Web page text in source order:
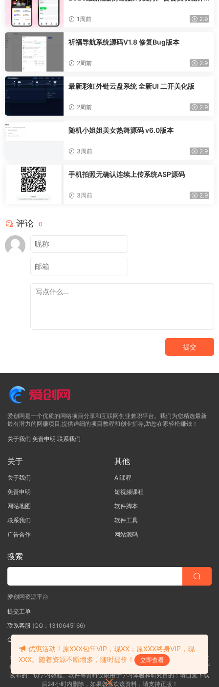
1周前 2.9
祈福导航系统源码V1.8 修复Bug版本
2周前 2.9
最新彩虹外链云盘系统 全新UI 二开美化版
2周前 2.9
随机小姐姐美女热舞源码 v6.0版本
3周前 2.9
手机拍照无确认连续上传系统ASP源码
3周前 2.9
评论 0
提交
爱创网是一个优质的网络项目分享和互联网创业兼职平台。我们为您精选最新
最有潜力的网赚项目,提供详细的项目教程和创业指导,助您在家轻松赚钱！
关于我们 免责申明 联系我们
关于
关于我们
免责申明
网站地图
联系我们
广告合作
其他
AI课程
短视频课程
软件脚本
软件工具
网站源码
搜索
爱创网资源平台
提交工单
联系客服 (QQ：1310645166)
QQ群
©2018-2026爱创网网内容全部来自网络，版权争议与本站无关，如果您认为
侵犯了您的合法权益,请联系我们删除，并向所有持版权者致最深歉意！本站所
发布的一切学习教程、软件等资料仅限用于学习体验和研究目的；请自觉下载
后24小时内删除，如果您喜欢该资料，请支持正版！
优惠活动！原XXX包年VIP，现XX；原XXX终身VIP，现
XXX。随着资源不断增多，随时提价！
立即查看